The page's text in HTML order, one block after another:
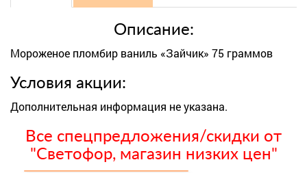
Описание:
Мороженое пломбир ваниль «Зайчик» 75 граммов
Условия акции:
Дополнительная информация не указана.
Все спецпредложения/скидки от
"Светофор, магазин низких цен"